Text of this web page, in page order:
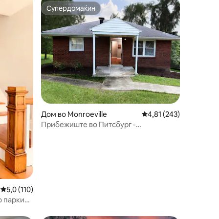
гостите“
Просечна оцена: 5,0 од 5, 110 рецензии
5,0 (110)
Супердомаќин
Супердомаќин
Дом во Monroeville Просечна оцена:
4,81 (243)
Прибежиште во Питсбург -